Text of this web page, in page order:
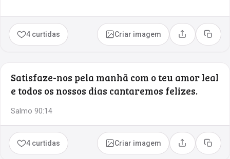
4 curtidas Criar imagem Compartilhar
Copiar
Satisfaze-nos pela manhã com o teu amor leal
e todos os nossos dias cantaremos felizes.
Salmo 90:14
4 curtidas Criar imagem Compartilhar
Copiar